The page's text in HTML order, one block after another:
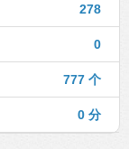
278
0
777 个
0 分